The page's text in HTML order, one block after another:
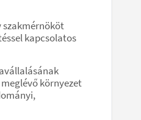
szakmérnököt
kapcsolatos
környezet